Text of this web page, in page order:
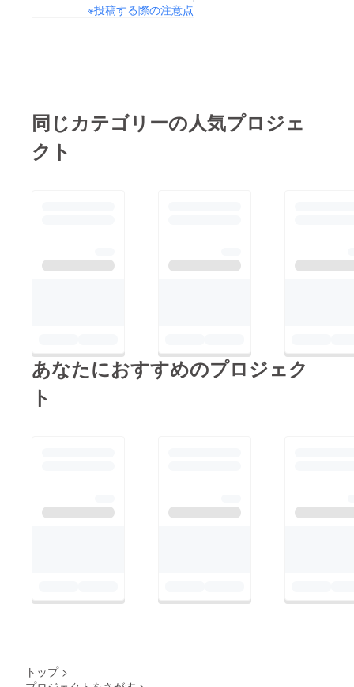
※投稿する際の注意点
同じカテゴリーの人気プロジェ
クト
あなたにおすすめのプロジェク
ト
トップ >